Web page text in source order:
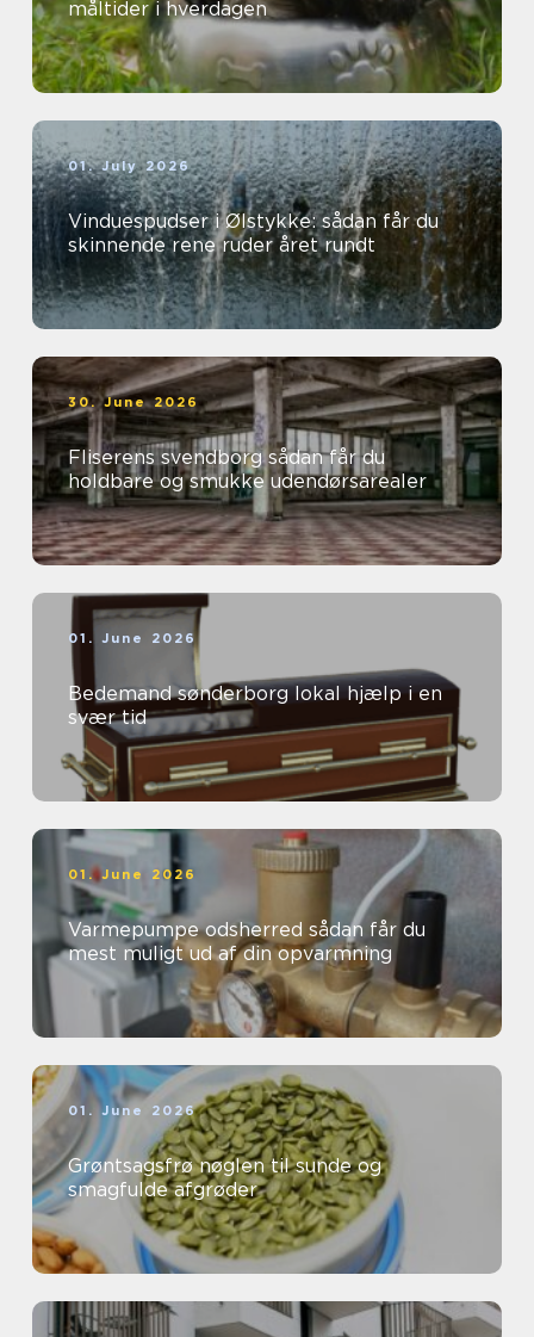
måltider i hverdagen
01. July 2026
Vinduespudser i Ølstykke: sådan får du
skinnende rene ruder året rundt
30. June 2026
Fliserens svendborg sådan får du
holdbare og smukke udendørsarealer
01. June 2026
Bedemand sønderborg lokal hjælp i en
svær tid
01. June 2026
Varmepumpe odsherred sådan får du
mest muligt ud af din opvarmning
01. June 2026
Grøntsagsfrø nøglen til sunde og
smagfulde afgrøder